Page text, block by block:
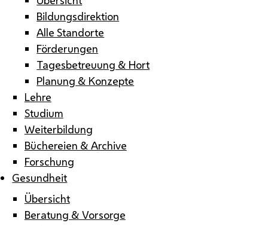
Bildungsdirektion
Alle Standorte
Förderungen
Tagesbetreuung & Hort
Planung & Konzepte
Lehre
Studium
Weiterbildung
Büchereien & Archive
Forschung
Gesundheit
Übersicht
Beratung & Vorsorge